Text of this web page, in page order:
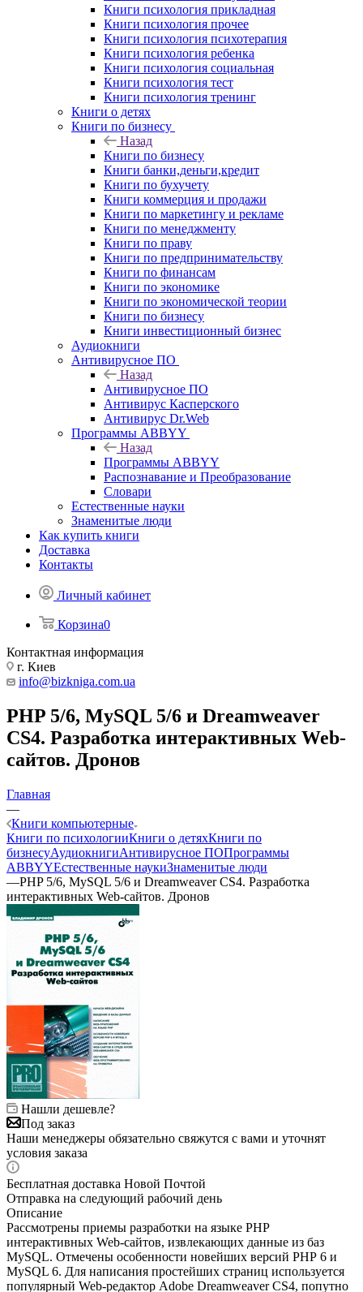
Книги психология прикладная
Книги психология прочее
Книги психология психотерапия
Книги психология ребенка
Книги психология социальная
Книги психология тест
Книги психология тренинг
Книги о детях
Книги по бизнесу
Назад
Книги по бизнесу
Книги банки,деньги,кредит
Книги по бухучету
Книги коммерция и продажи
Книги по маркетингу и рекламе
Книги по менеджменту
Книги по праву
Книги по предпринимательству
Книги по финансам
Книги по экономике
Книги по экономической теории
Книги по бизнесу
Книги инвестиционный бизнес
Аудиокниги
Антивирусное ПО
Назад
Антивирусное ПО
Антивирус Касперского
Антивирус Dr.Web
Программы ABBYY
Назад
Программы ABBYY
Распознавание и Преобразование
Словари
Естественные науки
Знаменитые люди
Как купить книги
Доставка
Контакты
Личный кабинет
Корзина0
Контактная информация
г. Киев
info@bizkniga.com.ua
PHP 5/6, MySQL 5/6 и Dreamweaver
CS4. Разработка интерактивных Web-
сайтов. Дронов
Главная
—
Книги компьютерные
Книги по психологииКниги о детяхКниги по
бизнесуАудиокнигиАнтивирусное ПОПрограммы
ABBYYЕстественные наукиЗнаменитые люди
—PHP 5/6, MySQL 5/6 и Dreamweaver CS4. Разработка
интерактивных Web-сайтов. Дронов
Нашли дешевле?
Под заказ
Наши менеджеры обязательно свяжутся с вами и уточнят
условия заказа
Бесплатная доставка Новой Почтой
Отправка на следующий рабочий день
Описание
Рассмотрены приемы разработки на языке РНР
интерактивных Web-сайтов, извлекающих данные из баз
MySQL. Отмечены особенности новей­ших версий РНР 6 и
MySQL 6. Для написания простейших страниц использу­ется
популярный Web-редактор Adobe Dreamweaver CS4, попутно